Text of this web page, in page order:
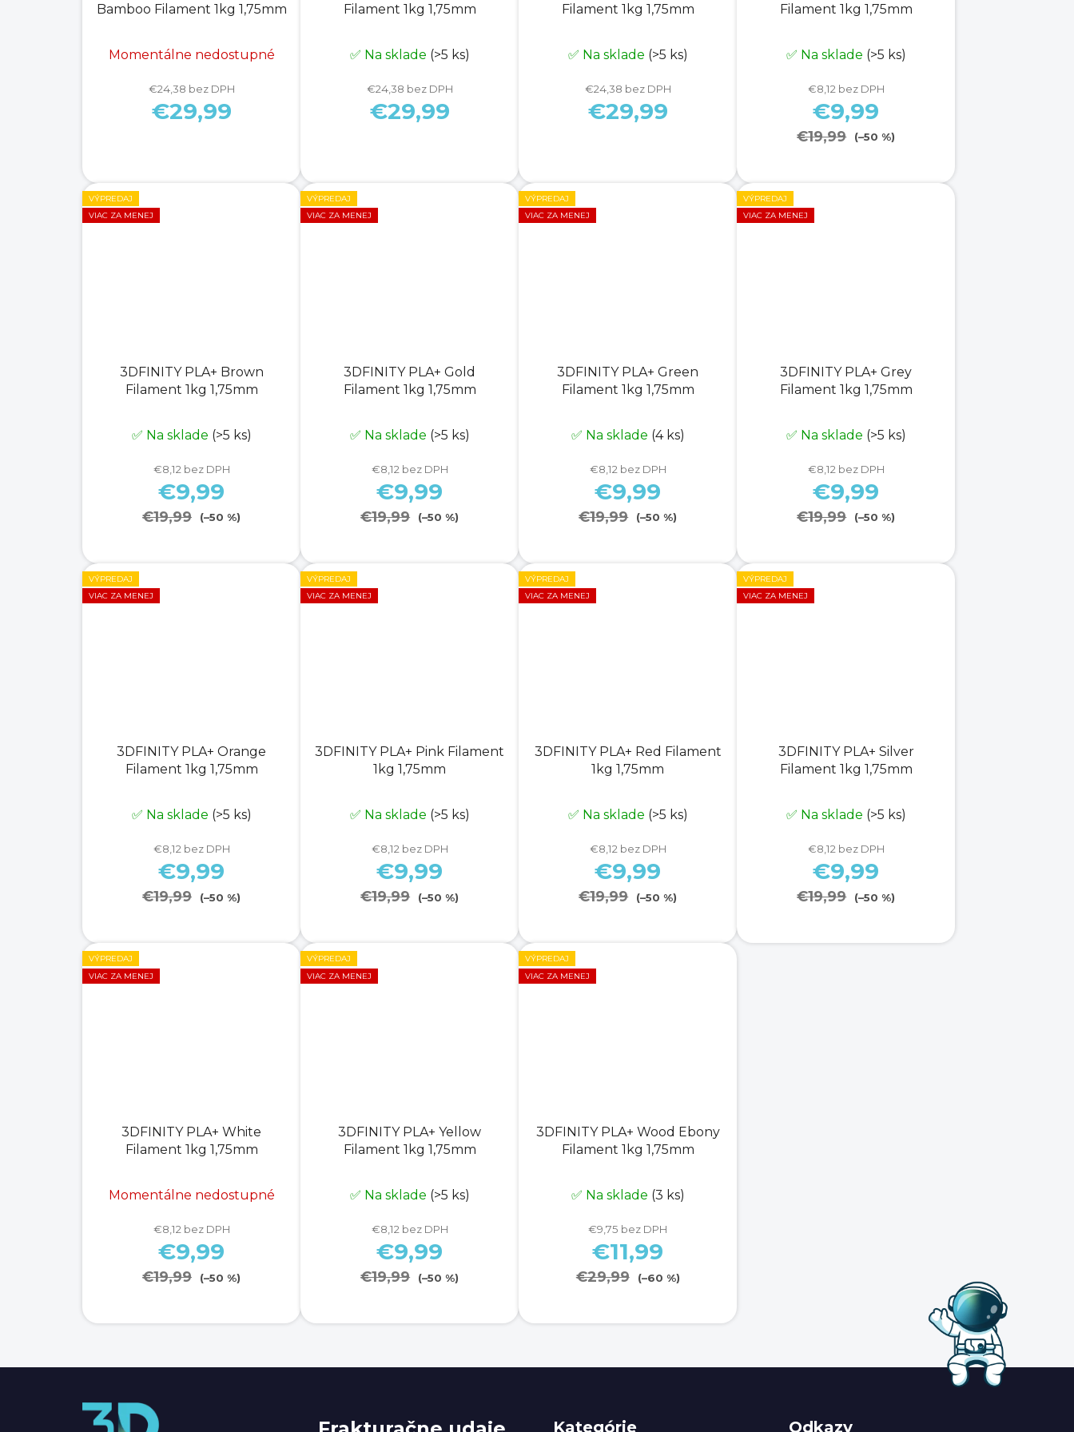
Bamboo Filament 1kg 1,75mm
Momentálne nedostupné
€24,38 bez DPH
€29,99
Filament 1kg 1,75mm
✅ Na sklade (>5 ks)
€24,38 bez DPH
€29,99
Filament 1kg 1,75mm
✅ Na sklade (>5 ks)
€24,38 bez DPH
€29,99
Filament 1kg 1,75mm
✅ Na sklade (>5 ks)
€8,12 bez DPH
€9,99
€19,99 (–50 %)
VÝPREDAJ
VIAC ZA MENEJ
3DFINITY PLA+ Brown
Filament 1kg 1,75mm
✅ Na sklade (>5 ks)
€8,12 bez DPH
€9,99
€19,99 (–50 %)
VÝPREDAJ
VIAC ZA MENEJ
3DFINITY PLA+ Gold
Filament 1kg 1,75mm
✅ Na sklade (>5 ks)
€8,12 bez DPH
€9,99
€19,99 (–50 %)
VÝPREDAJ
VIAC ZA MENEJ
3DFINITY PLA+ Green
Filament 1kg 1,75mm
✅ Na sklade (4 ks)
€8,12 bez DPH
€9,99
€19,99 (–50 %)
VÝPREDAJ
VIAC ZA MENEJ
3DFINITY PLA+ Grey
Filament 1kg 1,75mm
✅ Na sklade (>5 ks)
€8,12 bez DPH
€9,99
€19,99 (–50 %)
VÝPREDAJ
VIAC ZA MENEJ
3DFINITY PLA+ Orange
Filament 1kg 1,75mm
✅ Na sklade (>5 ks)
€8,12 bez DPH
€9,99
€19,99 (–50 %)
VÝPREDAJ
VIAC ZA MENEJ
3DFINITY PLA+ Pink Filament
1kg 1,75mm
✅ Na sklade (>5 ks)
€8,12 bez DPH
€9,99
€19,99 (–50 %)
VÝPREDAJ
VIAC ZA MENEJ
3DFINITY PLA+ Red Filament
1kg 1,75mm
✅ Na sklade (>5 ks)
€8,12 bez DPH
€9,99
€19,99 (–50 %)
VÝPREDAJ
VIAC ZA MENEJ
3DFINITY PLA+ Silver
Filament 1kg 1,75mm
✅ Na sklade (>5 ks)
€8,12 bez DPH
€9,99
€19,99 (–50 %)
VÝPREDAJ
VIAC ZA MENEJ
3DFINITY PLA+ White
Filament 1kg 1,75mm
Momentálne nedostupné
€8,12 bez DPH
€9,99
€19,99 (–50 %)
VÝPREDAJ
VIAC ZA MENEJ
3DFINITY PLA+ Yellow
Filament 1kg 1,75mm
✅ Na sklade (>5 ks)
€8,12 bez DPH
€9,99
€19,99 (–50 %)
VÝPREDAJ
VIAC ZA MENEJ
3DFINITY PLA+ Wood Ebony
Filament 1kg 1,75mm
✅ Na sklade (3 ks)
€9,75 bez DPH
€11,99
€29,99 (–60 %)
v
Kategórie Odkazy